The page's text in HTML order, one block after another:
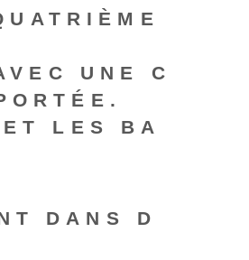
UNE C
LES BA
DANS D